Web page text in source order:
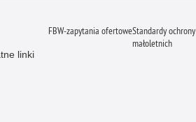
linki
FBW-zapytania ofertoweStandardy ochrony
małoletnich